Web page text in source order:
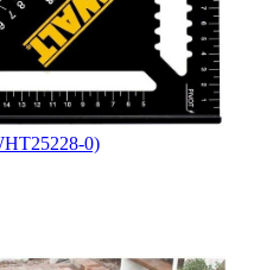
0)